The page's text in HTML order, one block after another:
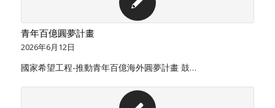
青年百億圓夢計畫
2026年6月12日
國家希望工程-推動青年百億海外圓夢計畫 鼓…